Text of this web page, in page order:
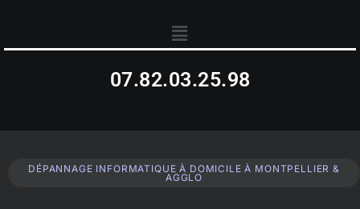
07.82.03.25.98
DÉPANNAGE INFORMATIQUE À DOMICILE À MONTPELLIER &
AGGLO